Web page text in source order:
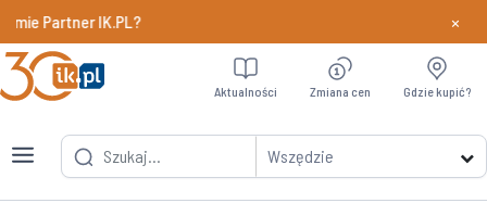
Partner IK.PL? Dowiedz
×
Wszędzie
Aktualności Zmiana cen Gdzie kupić?